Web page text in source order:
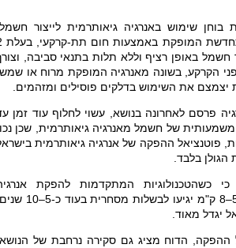
בוחן שימוש באנרגיה גיאותרמית לייצור
מדובר
חשמל באופן רציף וללא תלות בתנאי סביבה,
הקרקע, בשונה מאנרגיה המופקת מרוח או
יצמצם את השימוש בדלקים פוסילים ומזהמים.
פרסם לאחרונה בנושא, עשוי לחלוף עוד זמן
של חשמל מאנרגיה גיאותרמית, שכן
פוטנציאל ההפקה של אנרגיה גיאותרמית
הגולן בלבד.
כשהטכנולוגיות המתקדמות להפקת
גיאותרמית מעומקים של 5–8 ק"מ יגיעו לבשלות מסחרית
יגדל מאוד.
ההפקה, הדוח מציג גם סקירה נרחבת של